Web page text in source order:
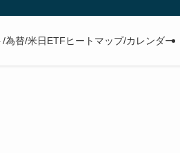
/為替/米日ETFヒートマップ/カレンダー